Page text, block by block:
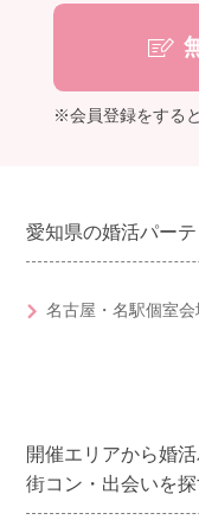
※会員登録をする
愛知県の婚活パー
名古屋・名駅個室会
開催エリアから婚
街コン・出会いを探